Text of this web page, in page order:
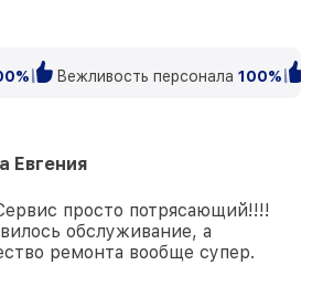
Вежливость персонала 100%
Евгения
просто потрясающий!!!!
обслуживание, а
ремонта вообще супер.